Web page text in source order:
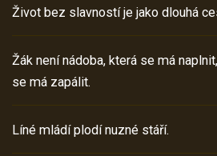
Život bez slavností je jako dlouhá
Žák není nádoba, která se má
se má zapálit.
Líné mládí plodí nuzné stáří.